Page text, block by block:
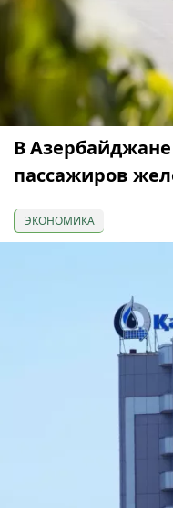
В Азербайджане
пассажиров
ЭКОНОМИКА